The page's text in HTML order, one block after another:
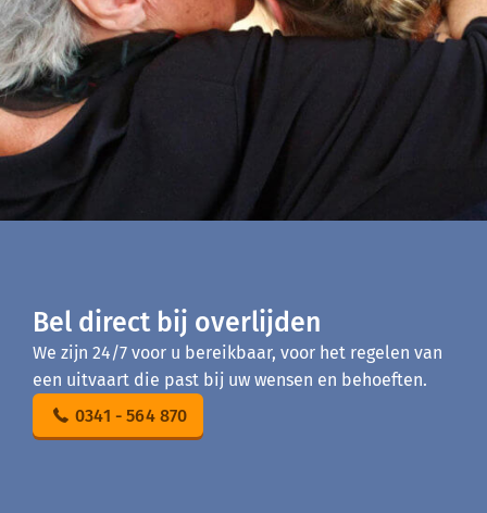
Bel direct bij overlijden
We zijn 24/7 voor u bereikbaar, voor het regelen van
een uitvaart die past bij uw wensen en behoeften.
0341 - 564 870